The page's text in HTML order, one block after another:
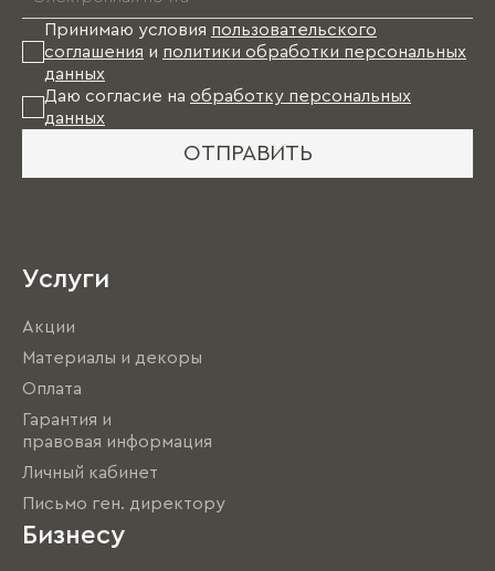
Принимаю условия пользовательского
соглашения и политики обработки персональных
данных
Даю согласие на обработку персональных
данных
ОТПРАВИТЬ
Услуги
Акции
Материалы и декоры
Оплата
Гарантия и
правовая информация
Личный кабинет
Письмо ген. директору
Бизнесу